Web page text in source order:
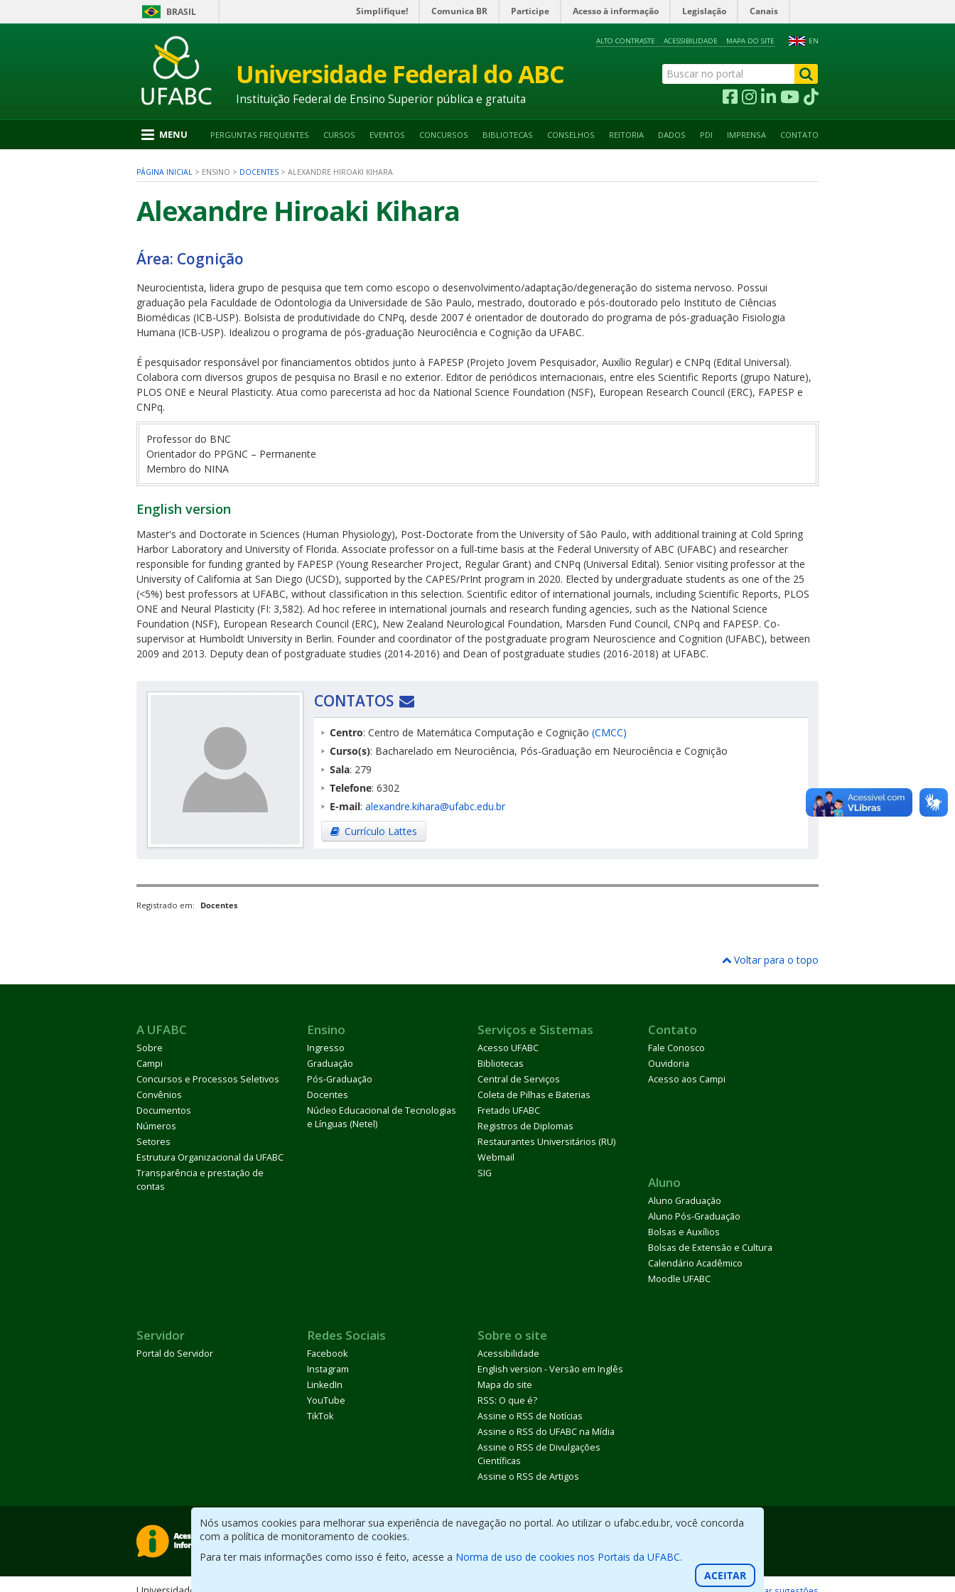
BRASIL Simplifique! Comunica BR Participe Acesso à informação Legislação Canais
para
2
Ir
EN
ALTO CONTRASTE ACESSIBILIDADE MAPA DO SITE
Universidade Federal do ABC
Instituição Federal de Ensino Superior pública e gratuita
Nós usamos cookies para melhorar sua experiência de navegação no portal. Ao utilizar o ufabc.edu.br, você concorda
com a política de monitoramento de cookies.
Para ter mais informações como isso é feito, acesse a Norma de uso de cookies nos Portais da UFABC.
ACEITAR
MENU PERGUNTAS FREQUENTES CURSOS EVENTOS CONCURSOS BIBLIOTECAS CONSELHOS REITORIA DADOS PDI IMPRENSA CONTATO
PÁGINA INICIAL > ENSINO > DOCENTES > ALEXANDRE HIROAKI KIHARA
Alexandre Hiroaki Kihara
Área: Cognição
Neurocientista, lidera grupo de pesquisa que tem como escopo o desenvolvimento/adaptação/degeneração do sistema nervoso. Possui
graduação pela Faculdade de Odontologia da Universidade de São Paulo, mestrado, doutorado e pós-doutorado pelo Instituto de Ciências
Biomédicas (ICB-USP). Bolsista de produtividade do CNPq, desde 2007 é orientador de doutorado do programa de pós-graduação Fisiologia
Humana (ICB-USP). Idealizou o programa de pós-graduação Neurociência e Cognição da UFABC.
É pesquisador responsável por financiamentos obtidos junto à FAPESP (Projeto Jovem Pesquisador, Auxílio Regular) e CNPq (Edital Universal).
Colabora com diversos grupos de pesquisa no Brasil e no exterior. Editor de periódicos internacionais, entre eles Scientific Reports (grupo Nature),
PLOS ONE e Neural Plasticity. Atua como parecerista ad hoc da National Science Foundation (NSF), European Research Council (ERC), FAPESP e
CNPq.
Professor do BNC
Orientador do PPGNC – Permanente
Membro do NINA
English version
Master's and Doctorate in Sciences (Human Physiology), Post-Doctorate from the University of São Paulo, with additional training at Cold Spring
Harbor Laboratory and University of Florida. Associate professor on a full-time basis at the Federal University of ABC (UFABC) and researcher
responsible for funding granted by FAPESP (Young Researcher Project, Regular Grant) and CNPq (Universal Edital). Senior visiting professor at the
University of California at San Diego (UCSD), supported by the CAPES/PrInt program in 2020. Elected by undergraduate students as one of the 25
(<5%) best professors at UFABC, without classification in this selection. Scientific editor of international journals, including Scientific Reports, PLOS
ONE and Neural Plasticity (FI: 3,582). Ad hoc referee in international journals and research funding agencies, such as the National Science
Foundation (NSF), European Research Council (ERC), New Zealand Neurological Foundation, Marsden Fund Council, CNPq and FAPESP. Co-
supervisor at Humboldt University in Berlin. Founder and coordinator of the postgraduate program Neuroscience and Cognition (UFABC), between
2009 and 2013. Deputy dean of postgraduate studies (2014-2016) and Dean of postgraduate studies (2016-2018) at UFABC.
CONTATOS
Centro: Centro de Matemática Computação e Cognição (CMCC)
Curso(s): Bacharelado em Neurociência, Pós-Graduação em Neurociência e Cognição
Sala: 279
Telefone: 6302
E-mail: alexandre.kihara@ufabc.edu.br
Currículo Lattes
Registrado em: Docentes
Voltar para o topo
A UFABC
Sobre
Campi
Concursos e Processos Seletivos
Convênios
Documentos
Números
Setores
Estrutura Organizacional da UFABC
Transparência e prestação de
contas
Ensino
Ingresso
Graduação
Pós-Graduação
Docentes
Núcleo Educacional de Tecnologias
e Línguas (Netel)
Serviços e Sistemas
Acesso UFABC
Bibliotecas
Central de Serviços
Coleta de Pilhas e Baterias
Fretado UFABC
Registros de Diplomas
Restaurantes Universitários (RU)
Webmail
SIG
Contato
Fale Conosco
Ouvidoria
Acesso aos Campi
Aluno
Aluno Graduação
Aluno Pós-Graduação
Bolsas e Auxílios
Bolsas de Extensão e Cultura
Calendário Acadêmico
Moodle UFABC
Servidor
Portal do Servidor
Redes Sociais
Facebook
Instagram
LinkedIn
YouTube
TikTok
Sobre o site
Acessibilidade
English version - Versão em Inglês
Mapa do site
RSS: O que é?
Assine o RSS de Notícias
Assine o RSS do UFABC na Mídia
Assine o RSS de Divulgações
Científicas
Assine o RSS de Artigos